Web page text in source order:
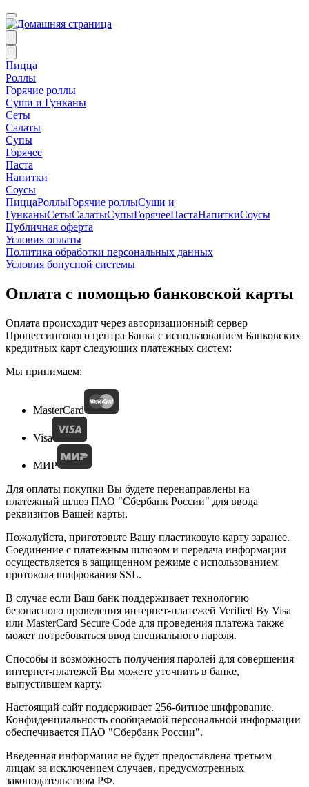
Пицца
Роллы
Горячие роллы
Суши и Гунканы
Сеты
Салаты
Супы
Горячее
Паста
Напитки
Соусы
ПиццаРоллыГорячие роллыСуши и
ГунканыСетыСалатыСупыГорячееПастаНапиткиСоусы
Публичная оферта
Условия оплаты
Политика обработки персональных данных
Условия бонусной системы
Оплата с помощью банковской карты
Оплата происходит через авторизационный сервер
Процессингового центра Банка с использованием Банковских
кредитных карт следующих платежных систем:
Мы принимаем:
MasterCard
Visa
МИР
Для оплаты покупки Вы будете перенаправлены на
платежный шлюз ПАО "Сбербанк России" для ввода
реквизитов Вашей карты.
Пожалуйста, приготовьте Вашу пластиковую карту заранее.
Соединение с платежным шлюзом и передача информации
осуществляется в защищенном режиме с использованием
протокола шифрования SSL.
В случае если Ваш банк поддерживает технологию
безопасного проведения интернет-платежей Verified By Visa
или MasterCard Secure Code для проведения платежа также
может потребоваться ввод специального пароля.
Способы и возможность получения паролей для совершения
интернет-платежей Вы можете уточнить в банке,
выпустившем карту.
Настоящий сайт поддерживает 256-битное шифрование.
Конфиденциальность сообщаемой персональной информации
обеспечивается ПАО "Сбербанк России".
Введенная информация не будет предоставлена третьим
лицам за исключением случаев, предусмотренных
законодательством РФ.